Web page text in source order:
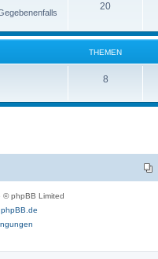
20
THEMEN
8
© phpBB Limited
phpBB.de